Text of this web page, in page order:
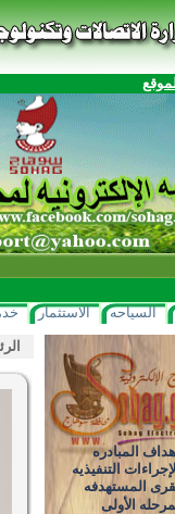
السياحه الاستثمار
المبادره
الإجراءات التنفيذيه
المستهدفه
الأولى